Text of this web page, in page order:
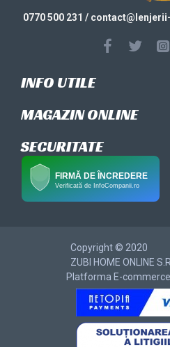
0770 500 231 / contact@
INFO UTILE
MAGAZIN ONLINE
SECURITATE
FIRMĂ DE ÎNCREDERE
Verificată de InfoCompanii.ro
Copyright © 2020
ZUBI HOME ONLINE
Platforma E-